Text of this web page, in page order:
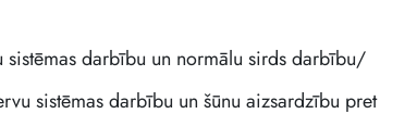
darbību un normālu sirds darbību/
sistēmas darbību un šūnu aizsardzību pret